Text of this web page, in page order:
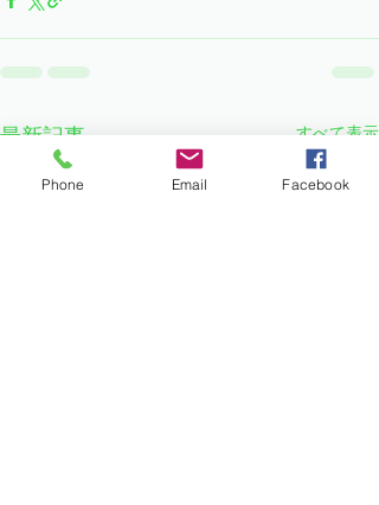
最新記事 すべて表示
Phone Email Facebook